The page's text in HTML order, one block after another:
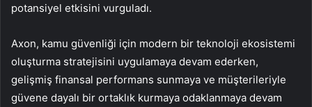
potansiyel etkisini vurguladı.
Axon, kamu güvenliği için modern bir teknoloji ekosistemi
oluşturma stratejisini uygulamaya devam ederken,
gelişmiş finansal performans sunmaya ve müşterileriyle
güvene dayalı bir ortaklık kurmaya odaklanmaya devam